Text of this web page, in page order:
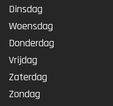
Dinsdag
Woensdag
Donderdag
Vrijdag
Zaterdag
Zondag